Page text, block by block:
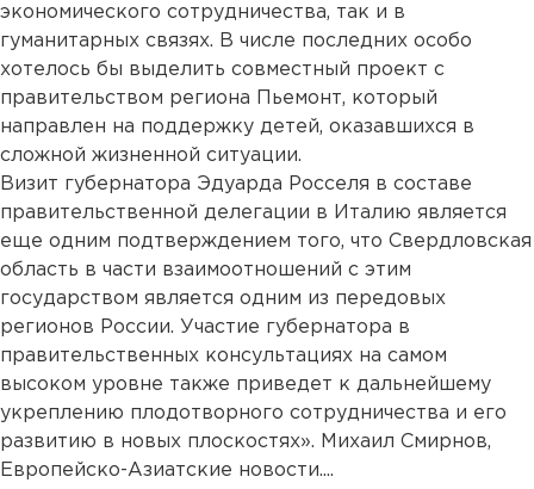
экономического сотрудничества, так и в
гуманитарных связях. В числе последних особо
хотелось бы выделить совместный проект с
правительством региона Пьемонт, который
направлен на поддержку детей, оказавшихся в
сложной жизненной ситуации.
Визит губернатора Эдуарда Росселя в составе
правительственной делегации в Италию является
еще одним подтверждением того, что Свердловская
область в части взаимоотношений с этим
государством является одним из передовых
регионов России. Участие губернатора в
правительственных консультациях на самом
высоком уровне также приведет к дальнейшему
укреплению плодотворного сотрудничества и его
развитию в новых плоскостях». Михаил Смирнов,
Европейско-Азиатские новости....